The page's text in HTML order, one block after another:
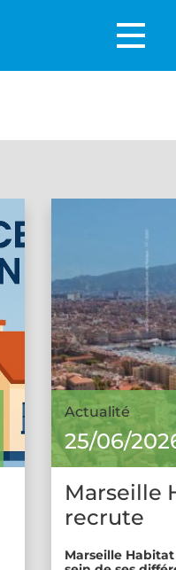
Actualité
25/06/
Marseille
recrute
Marseille